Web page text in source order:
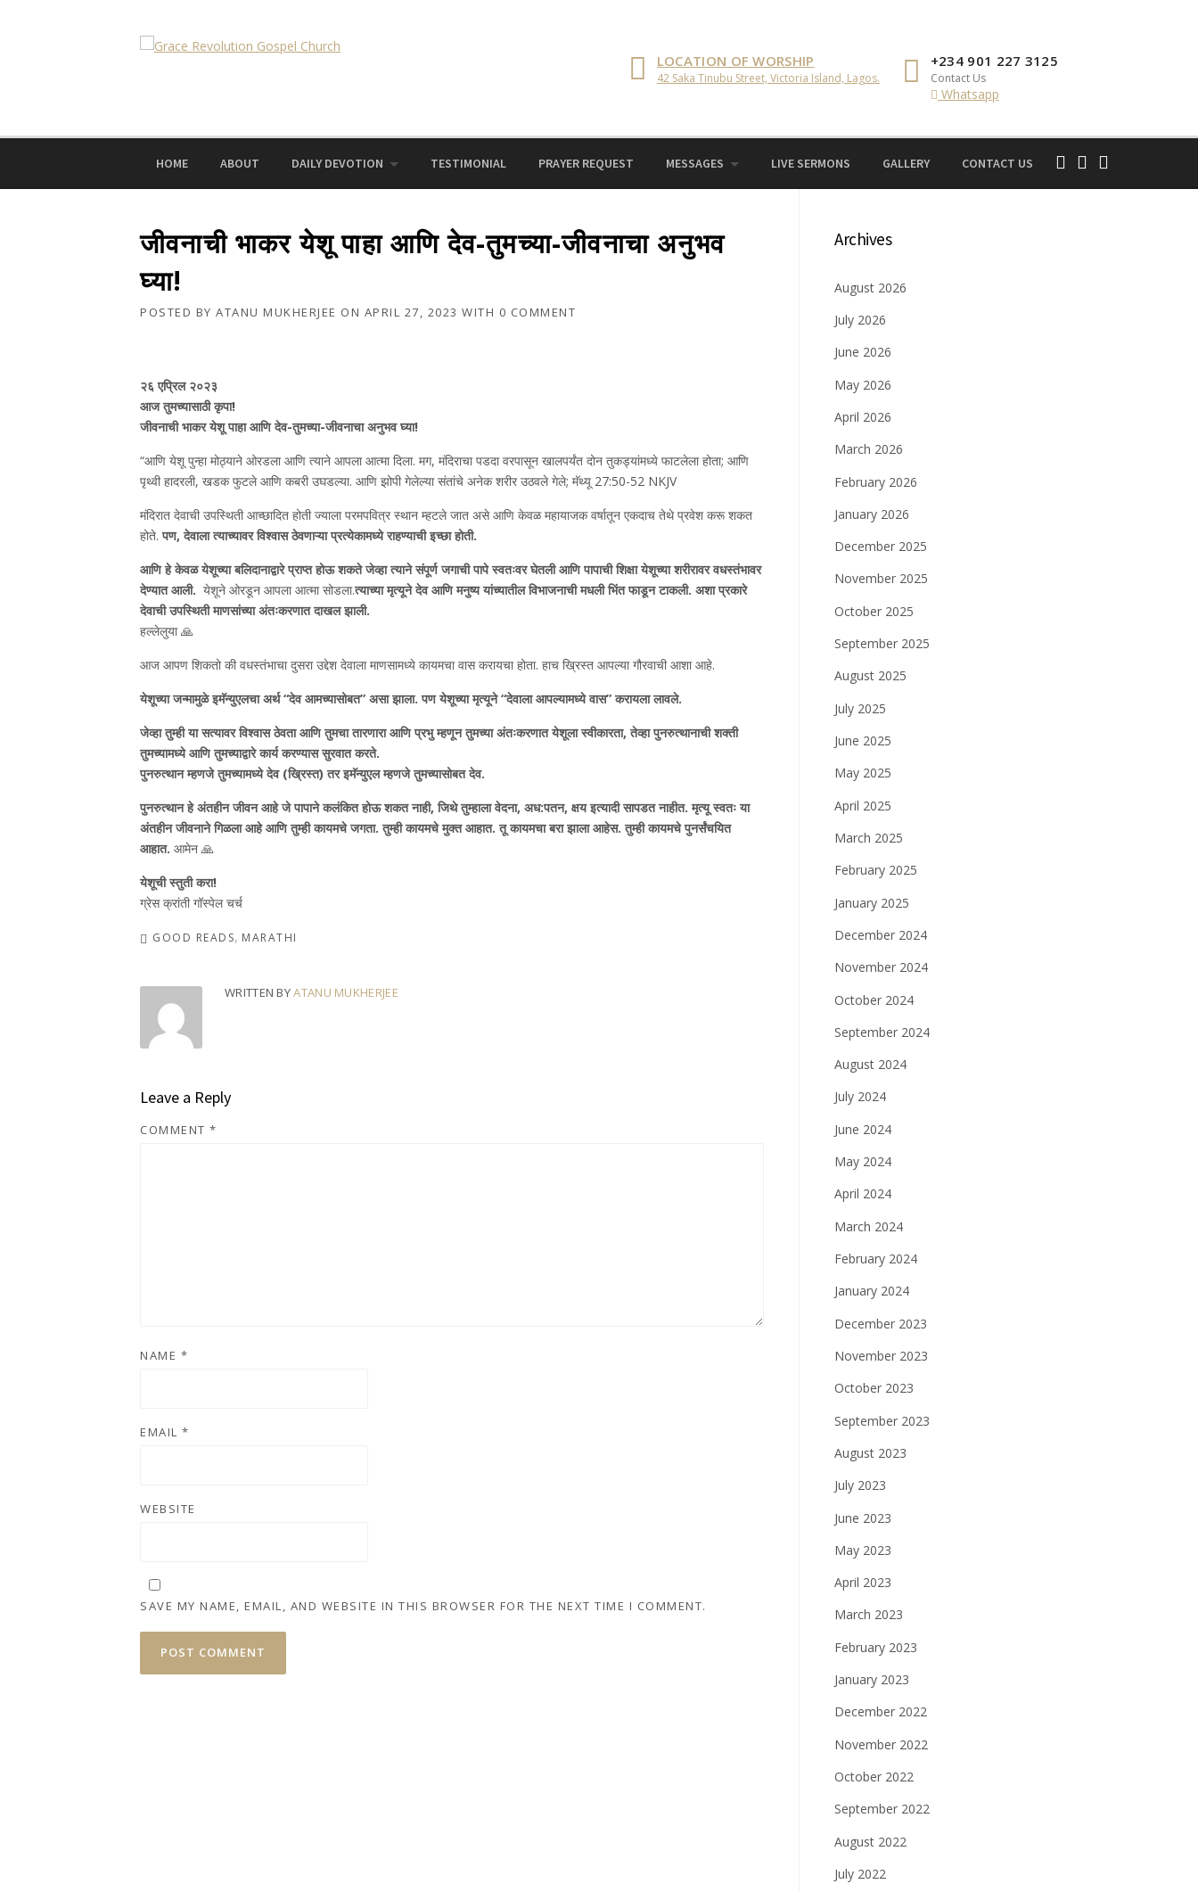
LOCATION OF WORSHIP
42 Saka Tinubu Street, Victoria Island, Lagos.
+234 901 227 3125
Contact Us
Whatsapp
HOME ABOUT DAILY DEVOTION TESTIMONIAL PRAYER REQUEST MESSAGES LIVE SERMONS GALLERY CONTACT US
जीवनाची भाकर येशू पाहा आणि देव-तुमच्या-जीवनाचा अनुभव
घ्या!
POSTED BY ATANU MUKHERJEE ON APRIL 27, 2023 WITH 0 COMMENT
२६ एप्रिल २०२३
आज तुमच्यासाठी कृपा!
जीवनाची भाकर येशू पाहा आणि देव-तुमच्या-जीवनाचा अनुभव घ्या!
“आणि येशू पुन्हा मोठ्याने ओरडला आणि त्याने आपला आत्मा दिला. मग, मंदिराचा पडदा वरपासून खालपर्यंत दोन तुकड्यांमध्ये फाटलेला होता; आणि
पृथ्वी हादरली, खडक फुटले आणि कबरी उघडल्या. आणि झोपी गेलेल्या संतांचे अनेक शरीर उठवले गेले; मॅथ्यू 27:50-52 NKJV
मंदिरात देवाची उपस्थिती आच्छादित होती ज्याला परमपवित्र स्थान म्हटले जात असे आणि केवळ महायाजक वर्षातून एकदाच तेथे प्रवेश करू शकत
होते.पण, देवाला त्याच्यावर विश्वास ठेवणाऱ्या प्रत्येकामध्ये राहण्याची इच्छा होती.
आणि हे केवळ येशूच्या बलिदानाद्वारे प्राप्त होऊ शकते जेव्हा त्याने संपूर्ण जगाची पापे स्वतःवर घेतली आणि पापाची शिक्षा येशूच्या शरीरावर वधस्तंभावर
देण्यात आली. येशूने ओरडून आपला आत्मा सोडला.त्याच्या मृत्यूने देव आणि मनुष्य यांच्यातील विभाजनाची मधली भिंत फाडून टाकली. अशा प्रकारे
देवाची उपस्थिती माणसांच्या अंतःकरणात दाखल झाली.
हल्लेलुया 🙏
आज आपण शिकतो की वधस्तंभाचा दुसरा उद्देश देवाला माणसामध्ये कायमचा वास करायचा होता. हाच ख्रिस्त आपल्या गौरवाची आशा आहे.
येशूच्या जन्मामुळे इमॅन्युएलचा अर्थ “देव आमच्यासोबत” असा झाला. पण येशूच्या मृत्यूने “देवाला आपल्यामध्ये वास” करायला लावले.
जेव्हा तुम्ही या सत्यावर विश्वास ठेवता आणि तुमचा तारणारा आणि प्रभु म्हणून तुमच्या अंतःकरणात येशूला स्वीकारता, तेव्हा पुनरुत्थानाची शक्ती
तुमच्यामध्ये आणि तुमच्याद्वारे कार्य करण्यास सुरवात करते.
पुनरुत्थान म्हणजे तुमच्यामध्ये देव (ख्रिस्त) तर इमॅन्युएल म्हणजे तुमच्यासोबत देव.
पुनरुत्थान हे अंतहीन जीवन आहे जे पापाने कलंकित होऊ शकत नाही, जिथे तुम्हाला वेदना, अध:पतन, क्षय इत्यादी सापडत नाहीत. मृत्यू स्वतः या
अंतहीन जीवनाने गिळला आहे आणि तुम्ही कायमचे जगता. तुम्ही कायमचे मुक्त आहात. तू कायमचा बरा झाला आहेस. तुम्ही कायमचे पुनर्संचयित
आहात. आमेन 🙏
येशूची स्तुती करा!
ग्रेस क्रांती गॉस्पेल चर्च
GOOD READS MARATHI
WRITTEN BYATANU MUKHERJEE
Leave a Reply
COMMENT *
NAME *
EMAIL *
WEBSITE
SAVE MY NAME, EMAIL, AND WEBSITE IN THIS BROWSER FOR THE NEXT TIME I COMMENT.
Archives
August 2026
July 2026
June 2026
May 2026
April 2026
March 2026
February 2026
January 2026
December 2025
November 2025
October 2025
September 2025
August 2025
July 2025
June 2025
May 2025
April 2025
March 2025
February 2025
January 2025
December 2024
November 2024
October 2024
September 2024
August 2024
July 2024
June 2024
May 2024
April 2024
March 2024
February 2024
January 2024
December 2023
November 2023
October 2023
September 2023
August 2023
July 2023
June 2023
May 2023
April 2023
March 2023
February 2023
January 2023
December 2022
November 2022
October 2022
September 2022
August 2022
July 2022